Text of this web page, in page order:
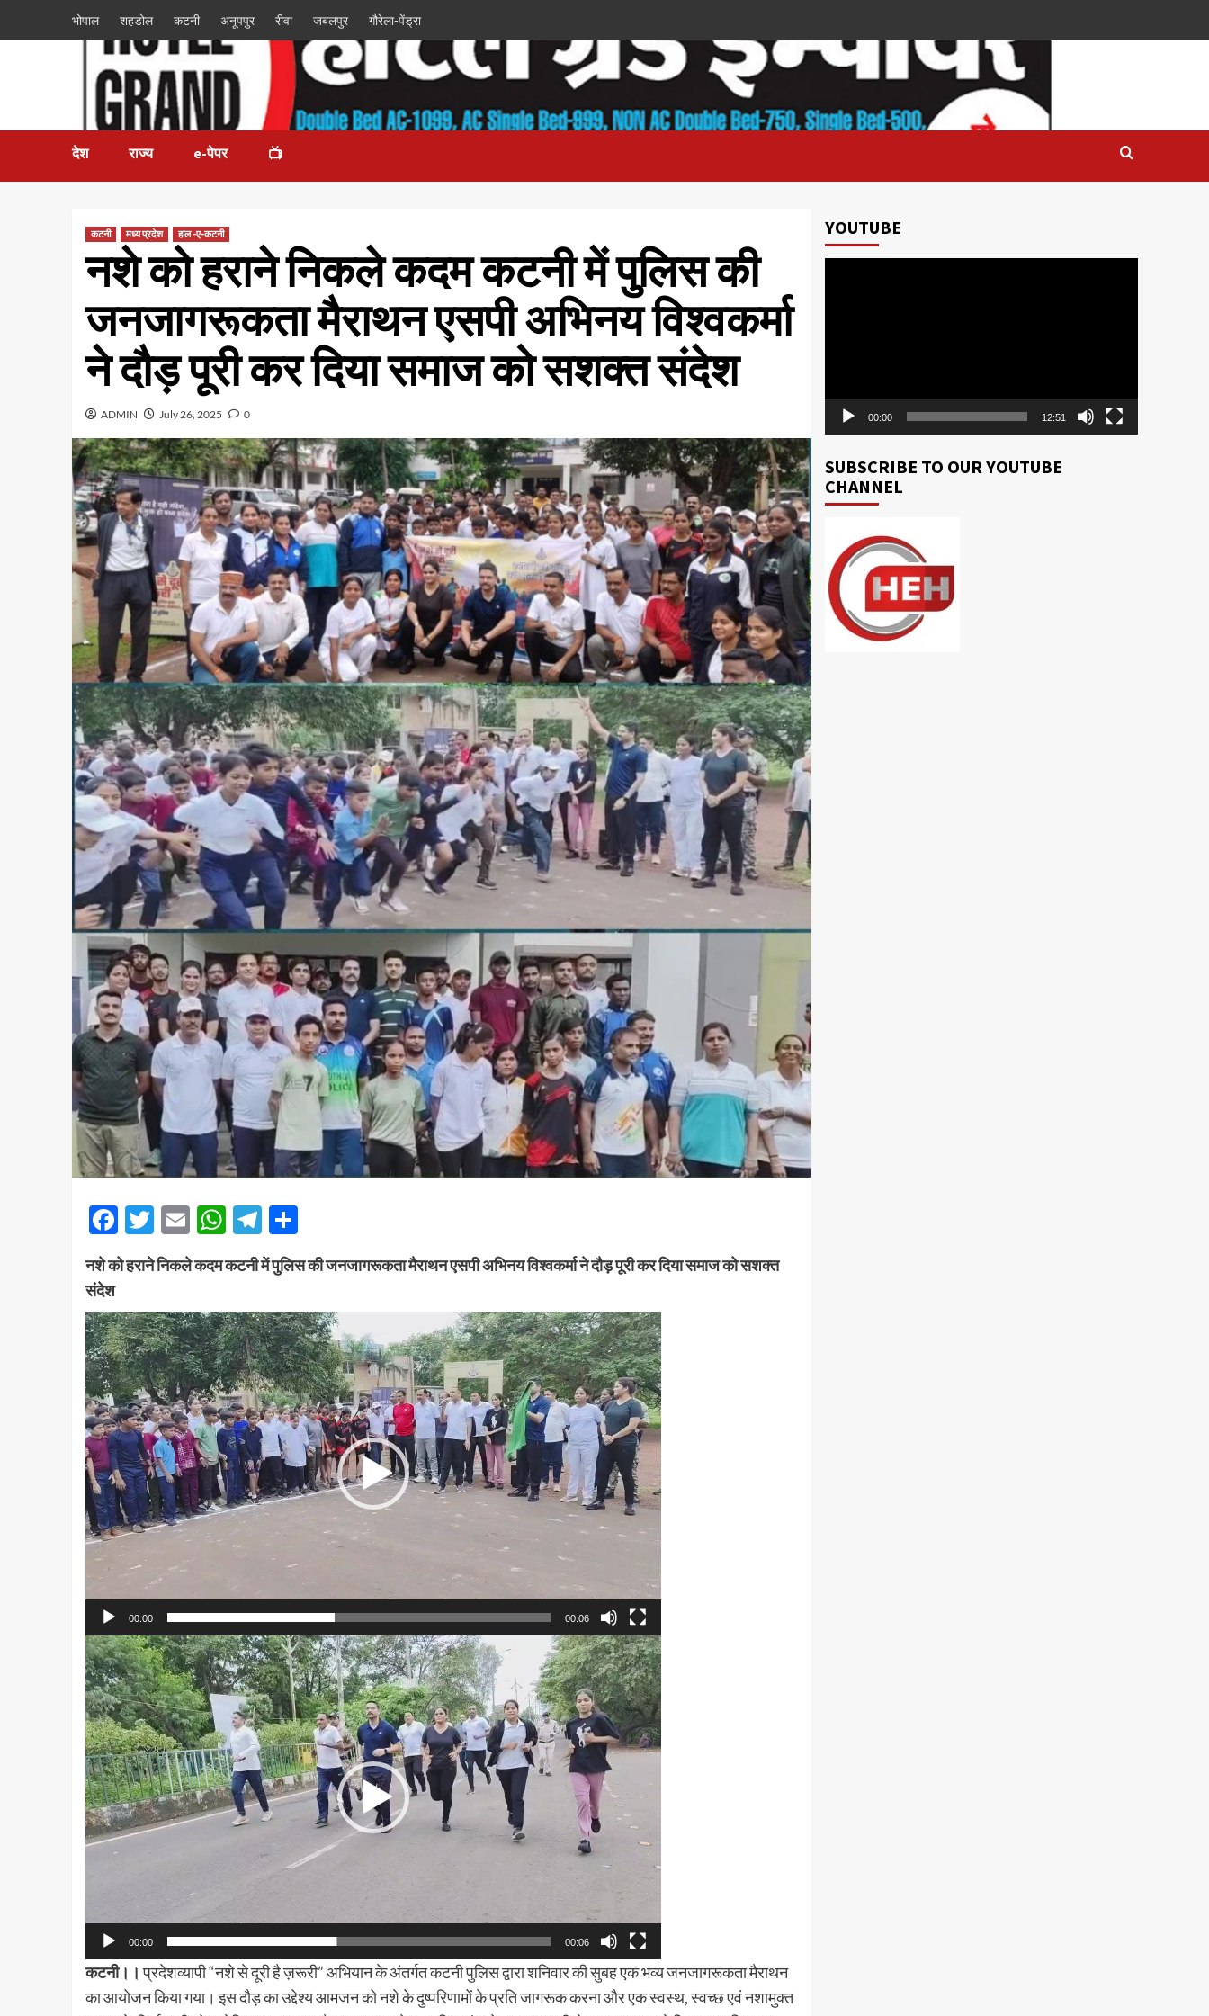
भोपाल शहडोल कटनी अनूपपुर रीवा जबलपुर गौरेला-पेंड्रा
देश राज्य e-पेपर 📺
कटनी मध्य प्रदेश हाल -ए-कटनी
नशे को हराने निकले कदम कटनी में पुलिस की
जनजागरूकता मैराथन एसपी अभिनय विश्वकर्मा
ने दौड़ पूरी कर दिया समाज को सशक्त संदेश
ADMIN July 26, 2025 0
Facebook
Twitter
EmailWhatsApp
Telegram
Share
नशे को हराने निकले कदम कटनी में पुलिस की जनजागरूकता मैराथन एसपी अभिनय विश्वकर्मा ने दौड़ पूरी कर दिया समाज को सशक्त
संदेश
Video
Player
00:00 00:06
Video
Player
00:00 00:06
कटनी।। प्रदेशव्यापी “नशे से दूरी है ज़रूरी” अभियान के अंतर्गत कटनी पुलिस द्वारा शनिवार की सुबह एक भव्य जनजागरूकता मैराथन
का आयोजन किया गया। इस दौड़ का उद्देश्य आमजन को नशे के दुष्परिणामों के प्रति जागरूक करना और एक स्वस्थ, स्वच्छ एवं नशामुक्त
YOUTUBE
00:00 12:51
SUBSCRIBE TO OUR YOUTUBE
CHANNEL